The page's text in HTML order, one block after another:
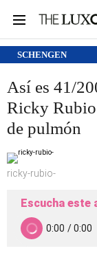
SCHENGEN
Así es 41/
Ricky Rubio
de pulmón
ricky-rubio-
Escucha este